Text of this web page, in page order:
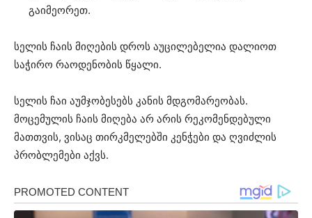
გაიმეორეთ.
სელის ჩაის მიღების დროს აუცილებელია დალიოთ
საჭირო რაოდენობის წყალი.
სელის ჩაი აუმჯობესებს კანის მდგომარეობას.
მოცემულის ჩაის მიღება არ არის რეკომენდებული
მათთვის, ვისაც თირკმელებში კენჭები და ღვიძლის
პრობლემები აქვს.